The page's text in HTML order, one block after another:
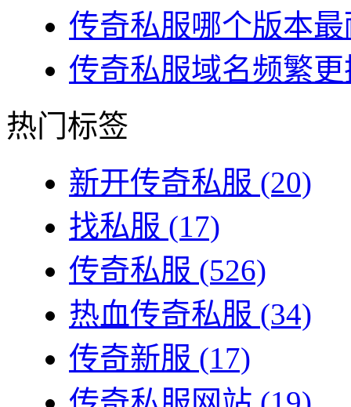
传奇私服哪个版本
传奇私服域名频繁
热门标签
新开传奇私服 (20)
找私服 (17)
传奇私服 (526)
热血传奇私服 (34)
传奇新服 (17)